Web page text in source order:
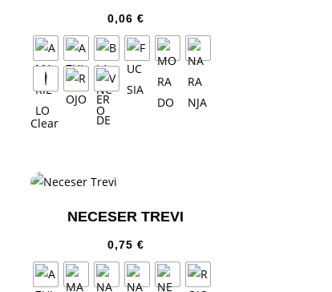
0,06 €
Clear
NECESER TREVI
0,75 €